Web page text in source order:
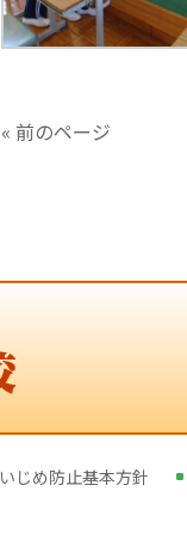
« 前のページ
いじめ防止基本方針